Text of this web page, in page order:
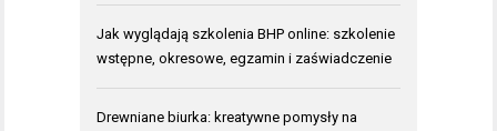
Jak wyglądają szkolenia BHP online: szkolenie
wstępne, okresowe, egzamin i zaświadczenie
Drewniane biurka: kreatywne pomysły na